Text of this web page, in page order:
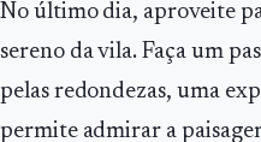
No último dia, aproveite
sereno da vila. Faça um
pelas redondezas, uma
permite admirar a